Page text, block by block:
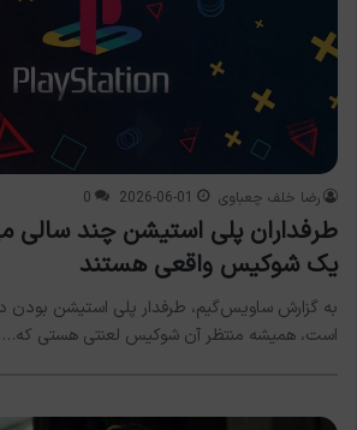
رضا خلف چعباوی 2026-06-01
0
طرفداران پلی استیشن چند سالی
یک شوکیس واقعی هستند
است، همیشه منتظر آن شوکیس لعنتی هستی که…